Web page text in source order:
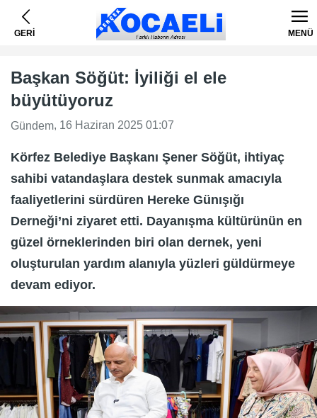
GERİ MENÜ
Başkan Söğüt: İyiliği el ele
büyütüyoruz
Gündem, 16 Haziran 2025 01:07
Körfez Belediye Başkanı Şener Söğüt, ihtiyaç
sahibi vatandaşlara destek sunmak amacıyla
faaliyetlerini sürdüren Hereke Günışığı
Derneği’ni ziyaret etti. Dayanışma kültürünün en
güzel örneklerinden biri olan dernek, yeni
oluşturulan yardım alanıyla yüzleri güldürmeye
devam ediyor.